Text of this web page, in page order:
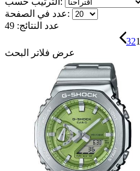
عدد في الصفحة:
عدد النتائج: 49
321
عرض فلاتر البحث